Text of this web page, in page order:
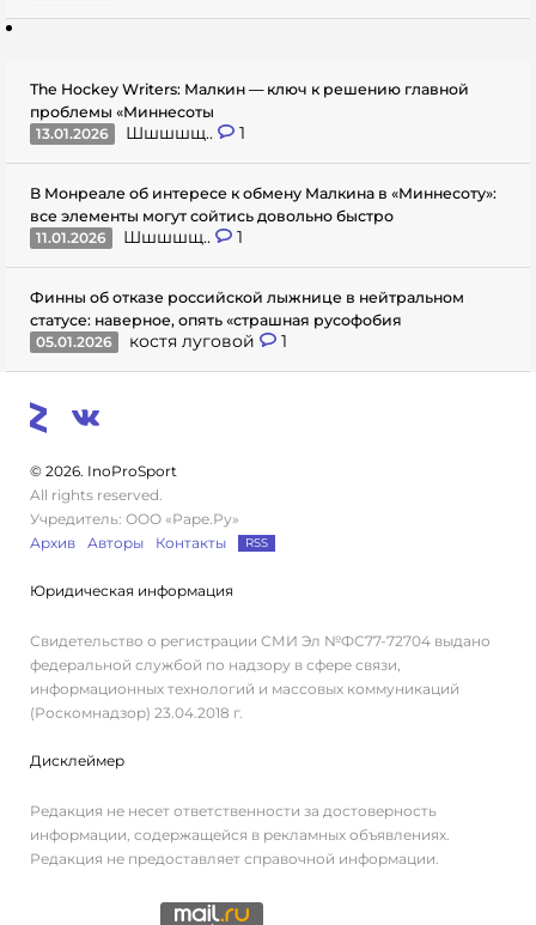
The Hockey Writers: Малкин — ключ к решению главной
проблемы «Миннесоты
13.01.2026
Шшшшщ.. 1
В Монреале об интересе к обмену Малкина в «Миннесоту»:
все элементы могут сойтись довольно быстро
11.01.2026
Шшшшщ.. 1
Финны об отказе российской лыжнице в нейтральном
статусе: наверное, опять «страшная русофобия
05.01.2026
костя луговой 1
© 2026. InoProSport
All rights reserved.
Учредитель: ООО «Раре.Ру»
Архив
Авторы Контакты RSS
Юридическая информация
Свидетельство о регистрации СМИ Эл №ФС77-72704 выдано
федеральной службой по надзору в сфере связи,
информационных технологий и массовых коммуникаций
(Роскомнадзор) 23.04.2018 г.
Дисклеймер
Редакция не несет ответственности за достоверность
информации, содержащейся в рекламных объявлениях.
Редакция не предоставляет справочной информации.